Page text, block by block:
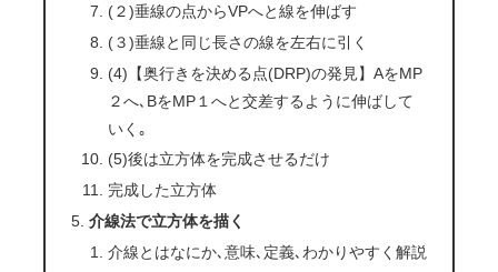
(２)垂線の点からVPへと線を伸ばす
(３)垂線と同じ長さの線を左右に引く
(4)【奥行きを決める点(DRP)の発見】AをMP
２へ､BをMP１へと交差するように伸ばして
いく｡
(5)後は立方体を完成させるだけ
完成した立方体
介線法で立方体を描く
介線とはなにか､意味､定義､わかりやすく解説